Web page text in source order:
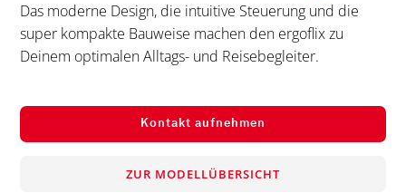
Das moderne Design, die intuitive Steuerung und die
super kompakte Bauweise machen den ergoflix zu
Deinem optimalen Alltags- und Reisebegleiter.
Kontakt aufnehmen
ZUR MODELLÜBERSICHT